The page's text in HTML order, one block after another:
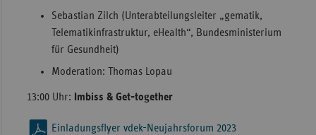
Sebastian Zilch (Unterabteilungsleiter „gematik,
Telematikinfrastruktur, eHealth“, Bundesministerium
für Gesundheit)
Moderation: Thomas Lopau
13:00 Uhr: Imbiss & Get-together
Einladungsflyer vdek-Neujahrsforum 2023